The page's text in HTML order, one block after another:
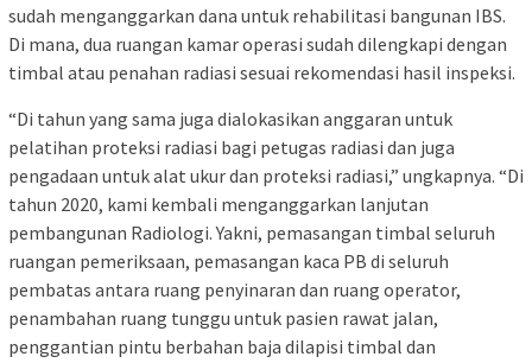
sudah menganggarkan dana untuk rehabilitasi bangunan IBS.
Di mana, dua ruangan kamar operasi sudah dilengkapi dengan
timbal atau penahan radiasi sesuai rekomendasi hasil inspeksi.
“Di tahun yang sama juga dialokasikan anggaran untuk
pelatihan proteksi radiasi bagi petugas radiasi dan juga
pengadaan untuk alat ukur dan proteksi radiasi,” ungkapnya. “Di
tahun 2020, kami kembali menganggarkan lanjutan
pembangunan Radiologi. Yakni, pemasangan timbal seluruh
ruangan pemeriksaan, pemasangan kaca PB di seluruh
pembatas antara ruang penyinaran dan ruang operator,
penambahan ruang tunggu untuk pasien rawat jalan,
penggantian pintu berbahan baja dilapisi timbal dan